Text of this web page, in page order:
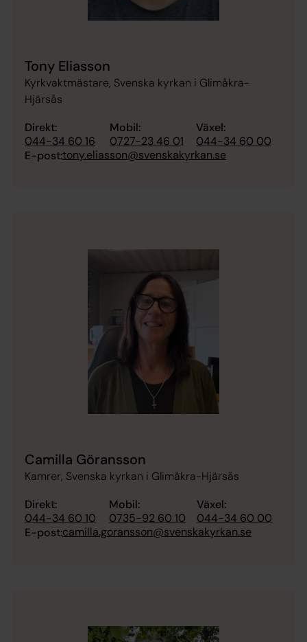
Tony Eliasson
Kyrkvaktmästare, Svenska kyrkan i Glimåkra-
Hjärsås
Direkt:
044-34 60 16
Mobil:
0727-23 46 01
Växel:
044-34 60 00
E-post:tony.eliasson@svenskakyrkan.se
Camilla Göransson
Kamrer, Svenska kyrkan i Glimåkra-Hjärsås
Direkt:
044-34 60 10
Mobil:
0735-92 60 10
Växel:
044-34 60 00
E-post:camilla.goransson@svenskakyrkan.se